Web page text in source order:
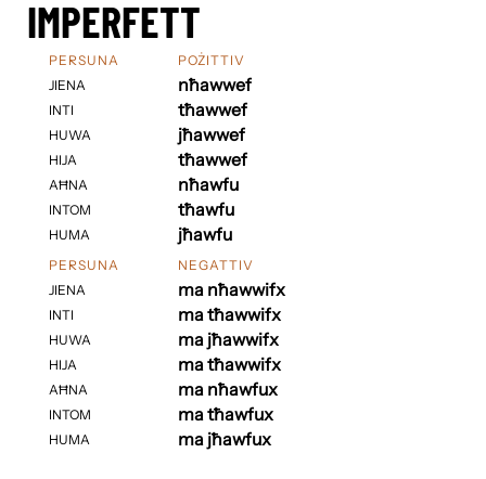
IMPERFETT
PERSUNA
JIENA
INTI
HUWA
HIJA
AĦNA
INTOM
HUMA
POŻITTIV
nħawwef
tħawwef
jħawwef
tħawwef
nħawfu
tħawfu
jħawfu
PERSUNA
JIENA
INTI
HUWA
HIJA
AĦNA
INTOM
HUMA
NEGATTIV
ma nħawwifx
ma tħawwifx
ma jħawwifx
ma tħawwifx
ma nħawfux
ma tħawfux
ma jħawfux